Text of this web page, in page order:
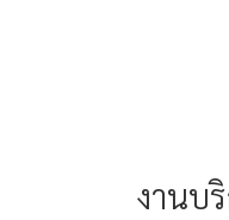
งานบ